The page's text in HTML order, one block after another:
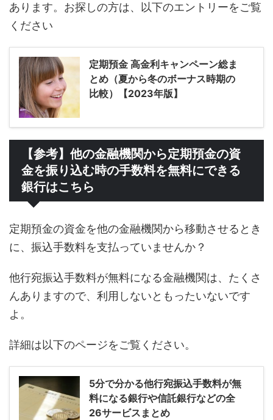
あります。お探しの方は、以下のエントリーをご覧
ください
定期預金 高金利キャンペーン総ま
とめ（夏から冬のボーナス時期の
比較）【2023年版】
【参考】他の金融機関から定期預金の資
金を振り込む時の手数料を無料にできる
銀行はこちら
定期預金の資金を他の金融機関から移動させるとき
に、振込手数料を支払っていませんか？
他行宛振込手数料が無料になる金融機関は、たくさ
んありますので、利用しないともったいないです
よ。
詳細は以下のページをご覧ください。
5分で分かる他行宛振込手数料が無
料になる銀行や信託銀行などの全
26サービスまとめ